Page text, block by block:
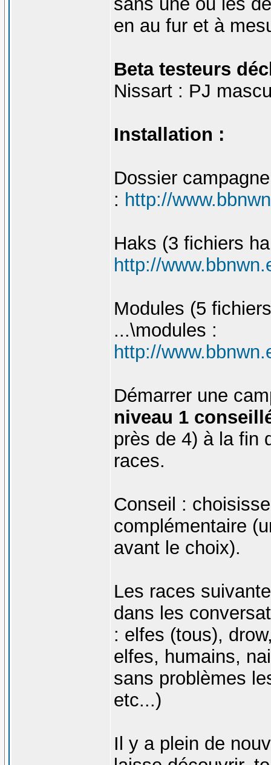
en au fur et à
Beta testeurs
Nissart : PJ
Installation :
Dossier
: http://
Haks (3 fichiers
http://
Modules (5
...\modules :
http://
Démarrer une
niveau 1
près de 4) à la fin
races.
Conseil :
complémentaire
avant le choix).
Les races
dans les
: elfes (tous),
elfes, humains,
sans problèmes
etc...)
Il y a plein de